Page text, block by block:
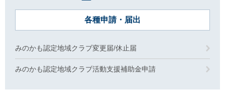
各種申請・届出
みのかも認定地域クラブ変更届/休止届
みのかも認定地域クラブ活動支援補助金申請